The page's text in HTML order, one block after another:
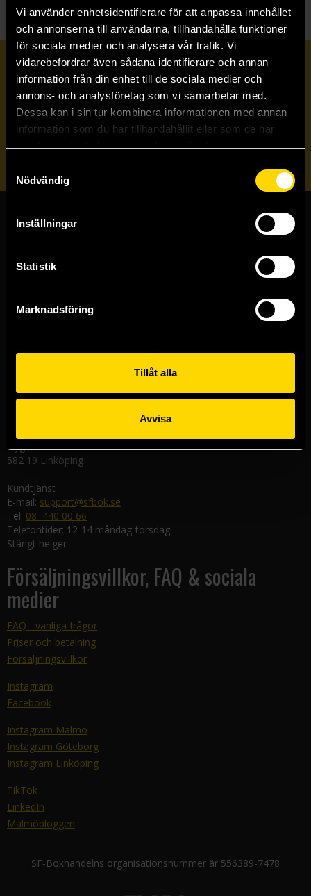
Vi använder enhetsidentifierare för att anpassa innehållet
och annonserna till användarna, tillhandahålla funktioner
för sociala medier och analysera vår trafik. Vi
vidarebefordrar även sådana identifierare och annan
information från din enhet till de sociala medier och
annons- och analysföretag som vi samarbetar med.
Dessa kan i sin tur kombinera informationen med annan
information som du har tillhandahållit eller som de har
samlat in när du har använt deras tjänster.
Nödvändig
Inställningar
Statistik
Marknadsföring
Tillåt alla
Avvisa
Prenumerera på vårt nyhetsbrev
Veckobrevet
Skicka
Stockholmsbutiken
Södra Förstadsgatan 26
211 43 Malmö
Nygatan 20
582 19 Linköping
Kundtjänst
E-mail: support@sfbok.se
Tel: 08–440 00 66
Telefontider: 12-14 måndag-torsdag
Stängt helger
Försäljningsvillkor, FAQ & sociala
medier
FAQ - vanliga frågor
Priser och betalning
Försäljningsvillkor
Instagram
Facebook
Instagram Malmö
Instagram Göteborg
Instagram Linköping
TikTok
LinkedIn
Malmöbloggen
SF-Bokhandelns organisationsnummer är 556389-7478